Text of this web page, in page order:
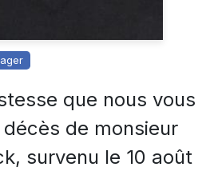
que nous vous
de monsieur
survenu le 10 août